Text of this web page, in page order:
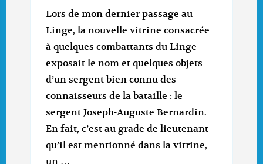
Lors de mon dernier passage au
Linge, la nouvelle vitrine consacrée
à quelques combattants du Linge
exposait le nom et quelques objets
d’un sergent bien connu des
connaisseurs de la bataille : le
sergent Joseph-Auguste Bernardin.
En fait, c’est au grade de lieutenant
qu’il est mentionné dans la vitrine,